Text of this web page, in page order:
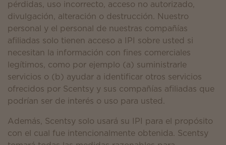
pérdidas, uso incorrecto, acceso no autorizado,
divulgación, alteración o destrucción. Nuestro
personal y el personal de nuestras compañías
afiliadas solo tienen acceso a IPI sobre usted si
necesitan la información con fines comerciales
legítimos, como por ejemplo (a) suministrarle
servicios o (b) ayudar a identificar otros servicios
ofrecidos por Scentsy y sus compañías afiliadas que
podrían ser de interés o uso para usted.
Además, Scentsy solo usará su IPI para el propósito
con el cual fue intencionalmente obtenida. Scentsy